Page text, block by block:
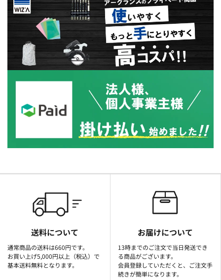
送料について
通常商品の送料は660円です。
お買い上げ5,000円以上（税込）で
基本送料無料となります。
お届けについて
13時までのご注文で当日発送でき
る商品がございます。
会員登録していただくと、ご注文手
続きが簡単になります。